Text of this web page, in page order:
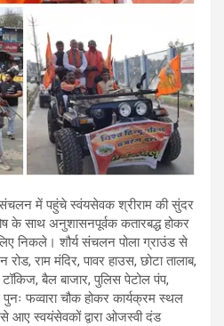
संचलन में पहुंचे स्वंयसेवक श्रीराम की सुंदर
के साथ अनुशासनपूर्वक कतारबद्ध होकर
निकले। शौर्य संचलन पोला ग्राउंड से
रोड, राम मंदिर, पावर हाउस, छोटा तालाब,
बैल बाजार, पुलिस पेटोल पंप,
फव्वारा चौक होकर कार्यक्रम स्थल
आए स्वयंसेवकों द्वारा ओजस्वी दंड